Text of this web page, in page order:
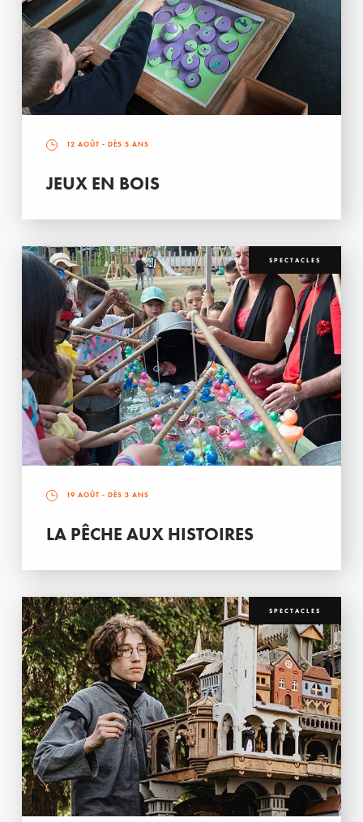
12 AOÛT - DÈS 5 ANS
JEUX EN BOIS
SPECTACLES
19 AOÛT - DÈS 3 ANS
LA PÊCHE AUX HISTOIRES
SPECTACLES